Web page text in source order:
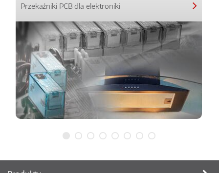
Przekaźniki PCB dla elektroniki